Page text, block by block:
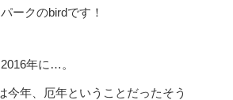
ークのbirdです！
年に…。
今年、厄年ということだったそう